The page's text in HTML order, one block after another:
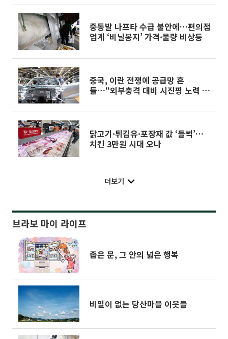
중동발 나프타 수급 불안에…편의점
업계 ‘비닐봉지’ 가격·물량 비상등
중국, 이란 전쟁에 공급망 흔
들…“외부충격 대비 시진핑 노력 한
닭고기·튀김유·포장재 값 ‘들썩’…
치킨 3만원 시대 오나
더보기
브라보 마이 라이프
좁은 문, 그 안의 넓은 행복
비밀이 없는 당산마을 이웃들